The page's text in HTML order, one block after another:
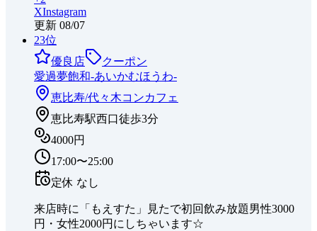
XInstagram
更新 08/07
23位
優良店
クーポン
愛過夢飽和-あいかむほうわ-
恵比寿/代々木コンカフェ
恵比寿駅西口徒歩3分
4000円
17:00〜25:00
定休 なし
来店時に「もえすた」見たで初回飲み放題男性3000
円・女性2000円にしちゃいます☆